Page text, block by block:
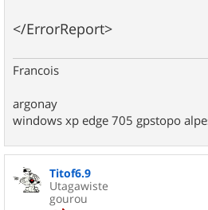
</ErrorReport>
Francois
argonay
windows xp edge 705 gpstopo
Titof6.9
Utagawiste
gourou